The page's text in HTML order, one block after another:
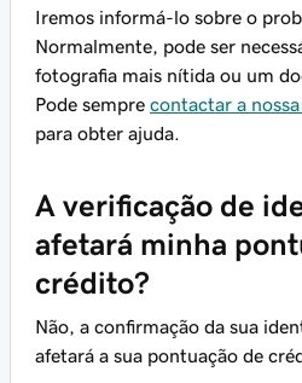
Iremos informá-lo sobre o
Normalmente, pode ser
fotografia mais nítida ou um
Pode sempre contactar a
para obter ajuda.
A verificação de
afetará minha
crédito?
Não, a confirmação da sua
afetará a sua pontuação de